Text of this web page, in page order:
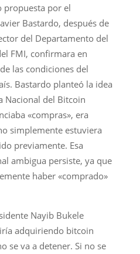
propuesta por el
Bastardo, después de
del Departamento del
FMI, confirmara en
las condiciones del
Bastardo planteó la idea
Nacional del Bitcoin
«compras», era
simplemente estuviera
previamente. Esa
ambigua persiste, ya que
haber «comprado»
Nayib Bukele
adquiriendo bitcoin
se va a detener. Si no se